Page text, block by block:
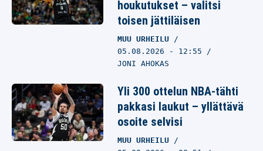
houkutukset – valitsi
toisen jättiläisen
MUU URHEILU
05.08.2026 - 12:55
JONI AHOKAS
Yli 300 ottelun NBA-tähti
pakkasi laukut – yllättävä
osoite selvisi
MUU URHEILU